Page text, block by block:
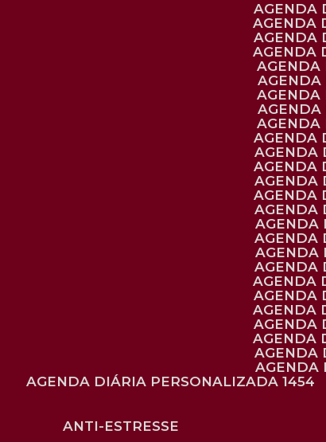
AGENDA DIÁRIA PERSONALIZADA 1454
ANTI-ESTRESSE